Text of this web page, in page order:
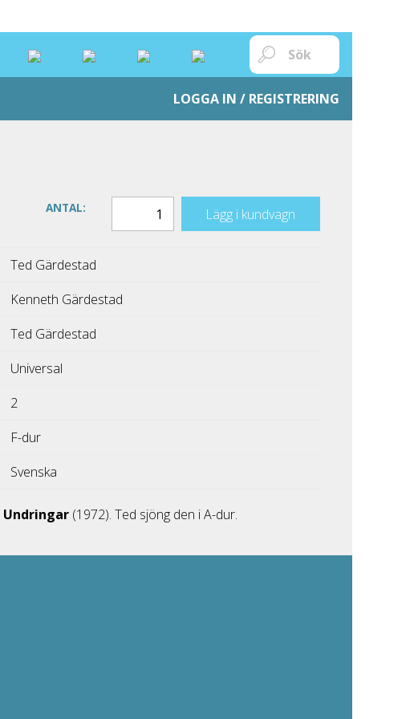
LOGGA IN / REGISTRERING
ANTAL: Lägg i kundvagn
Ted Gärdestad
Kenneth Gärdestad
Ted Gärdestad
Universal
2
F-dur
Svenska
Undringar (1972). Ted sjöng den i A-dur.